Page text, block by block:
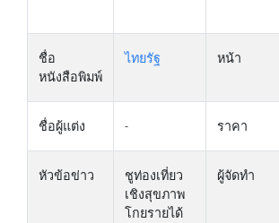
ชื่อ
หนังสือพิมพ์
ไทยรัฐ หน้า
ชื่อผู้แต่ง - ราคา
หัวข้อข่าว
ชูท่องเที่ยว
เชิงสุขภาพ
โกยรายได้
ผู้จัดทำ